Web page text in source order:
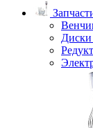
Диски